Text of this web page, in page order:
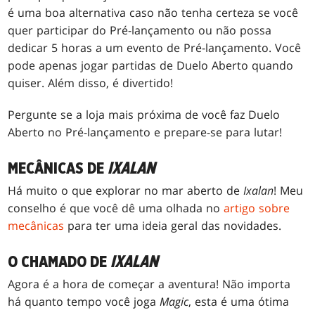
é uma boa alternativa caso não tenha certeza se você
quer participar do Pré-lançamento ou não possa
dedicar 5 horas a um evento de Pré-lançamento. Você
pode apenas jogar partidas de Duelo Aberto quando
quiser. Além disso, é divertido!
Pergunte se a loja mais próxima de você faz Duelo
Aberto no Pré-lançamento e prepare-se para lutar!
MECÂNICAS DE IXALAN
Há muito o que explorar no mar aberto deIxalan! Meu
conselho é que você dê uma olhada noartigo sobre
mecânicas para ter uma ideia geral das novidades.
O CHAMADO DE IXALAN
Agora é a hora de começar a aventura! Não importa
há quanto tempo você jogaMagic, esta é uma ótima